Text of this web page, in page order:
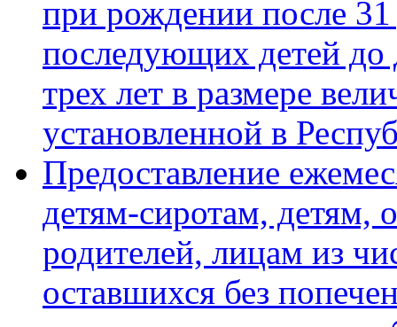
при рождении после 31
последующих детей до
трех лет в размере
установленной в
Предоставление
детям-сиротам, детям,
родителей, лицам из
оставшихся без